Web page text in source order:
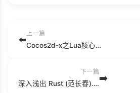
⬅️
上一篇
Cocos2d-x之Lua核心编程（第2版） (刘克男).epub
下一篇
深入浅出 Rust (范长春).epub➡️